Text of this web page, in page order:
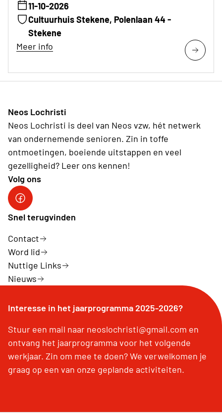
11-10-2026
Cultuurhuis Stekene, Polenlaan 44 -
Stekene
Meer info
Neos Lochristi
Neos Lochristi is deel van Neos vzw, hét netwerk
van ondernemende senioren. Zin in toffe
ontmoetingen, boeiende uitstappen en veel
gezelligheid? Leer ons kennen!
Volg ons
Facebook
Snel terugvinden
Contact
Word lid
Nuttige Links
Nieuws
Interesse in het jaarprogramma 2025-2026?
Stuur een mail naar neoslochristi@gmail.com en
ontvang het jaarprogramma voor het volgende
werkjaar. Zin om mee te doen? We verwelkomen je
graag op een van onze geplande activiteiten.